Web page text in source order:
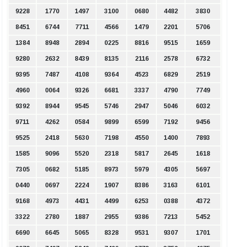
9228 1770 1497 3100 0680 4482 3830
8451 6744 7711 4566 1479 2201 5706
1384 8948 2894 0225 8816 9515 1659
9280 2632 8439 8135 2116 2578 6732
9395 7487 4108 9364 4523 6829 2519
4960 0064 9326 6681 3337 4790 7749
9392 8944 9545 5746 2947 5046 6032
9711 4262 0584 9899 6599 7192 9456
9525 2418 5630 7198 4550 1400 7893
1585 9096 5520 2318 5817 2645 1618
7305 0682 5185 8973 5979 4305 5697
0440 0697 2224 1907 8386 3163 6101
9168 4973 4431 4499 6253 0388 4372
3322 2780 1887 2955 9386 7213 5452
6690 6645 5065 8328 9531 9307 1701